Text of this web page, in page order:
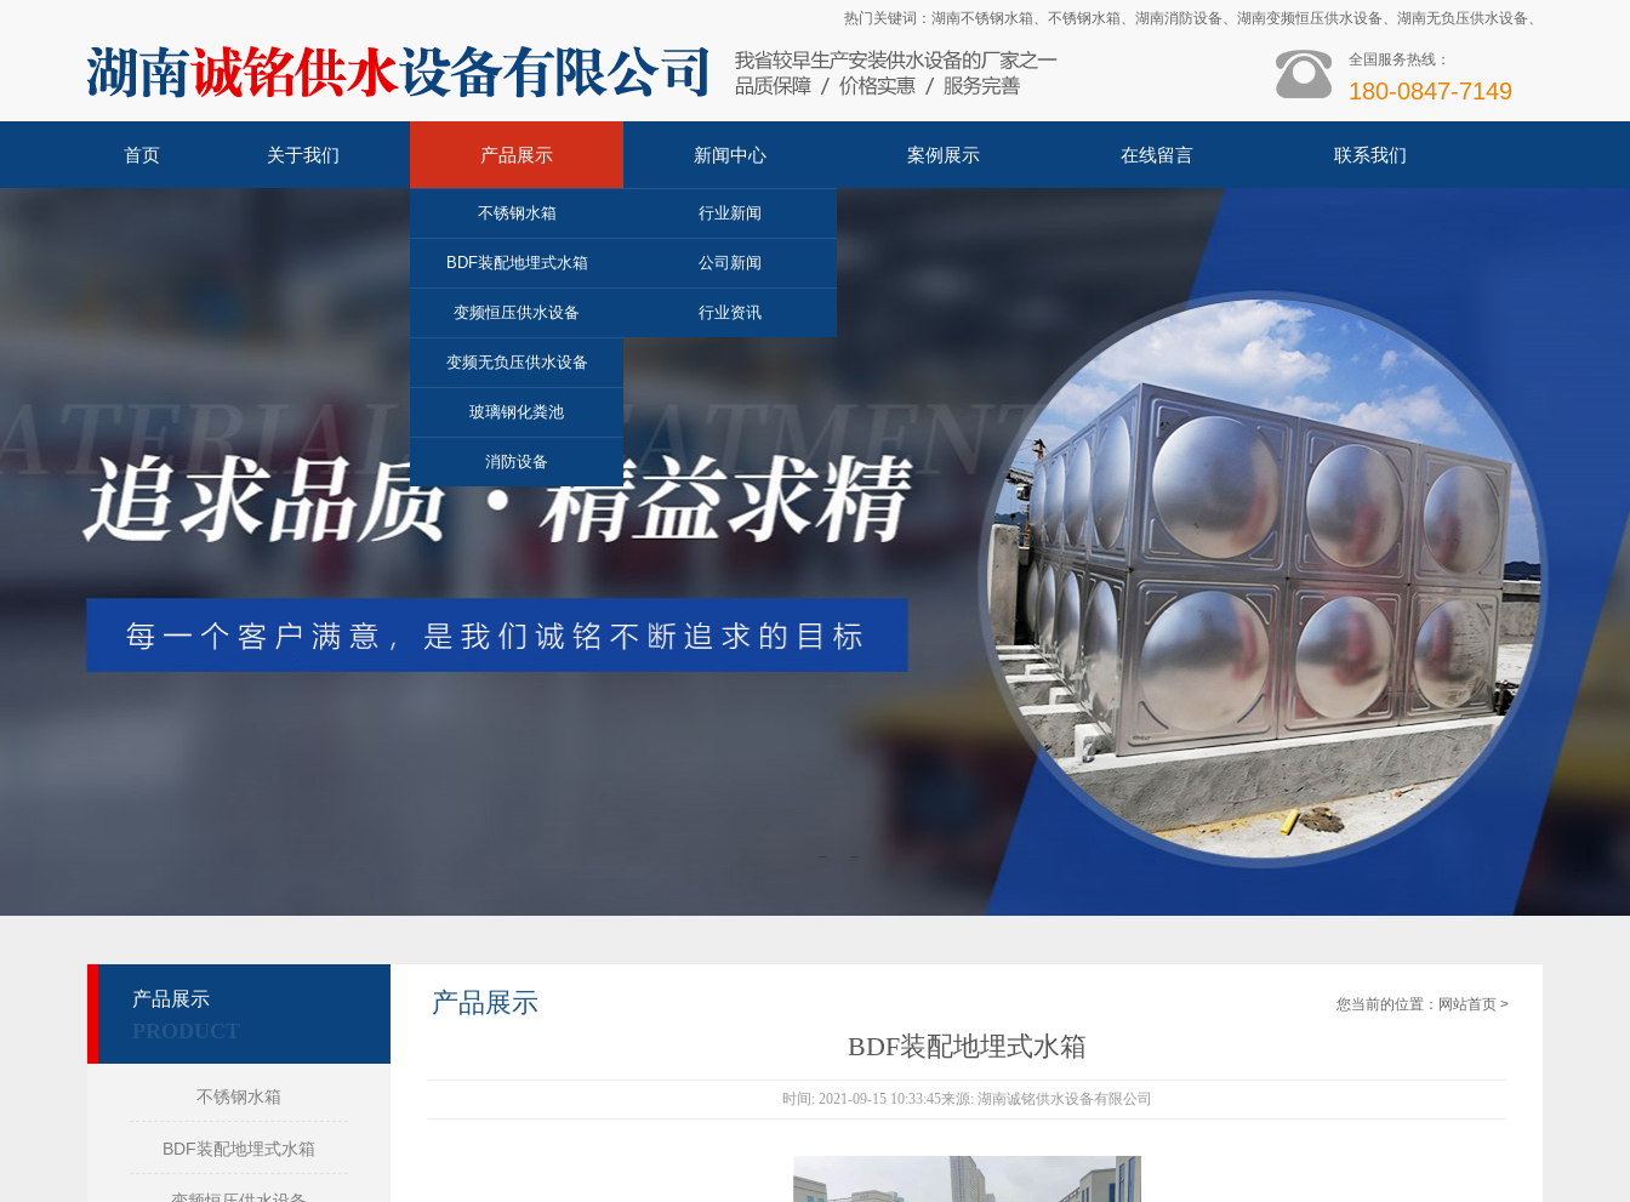
热门关键词： 湖南不锈钢水箱、 不锈钢水箱、 湖南消防设备、 湖南变频恒压供水设备、 湖南无负压供水设备、
全国服务热线：
180-0847-7149
首页 关于我们 产品展示
不锈钢水箱
BDF装配地埋式水箱
变频恒压供水设备
变频无负压供水设备
玻璃钢化粪池
消防设备
新闻中心
行业新闻
公司新闻
行业资讯
案例展示 在线留言 联系我们
产品展示
PRODUCT
不锈钢水箱
BDF装配地埋式水箱
产品展示 您当前的位置： 网站首页 >
BDF装配地埋式水箱
时间: 2021-09-15 10:33:45来源: 湖南诚铭供水设备有限公司